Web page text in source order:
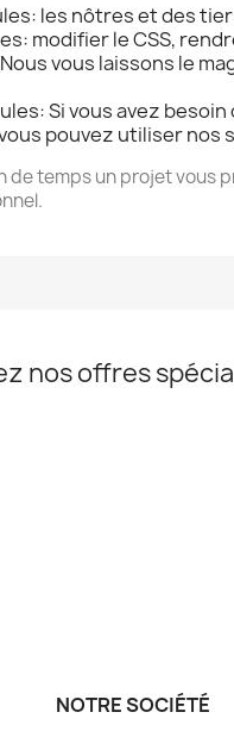
les nôtres et des
modifier le CSS,
vous laissons le
Si vous avez
pouvez utiliser
de temps un projet vous
nos offres
NOTRE SOCIÉTÉ